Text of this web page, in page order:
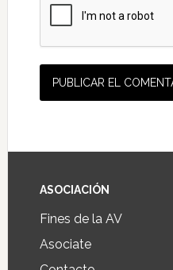
ASOCIACIÓN
Fines de la AV
Asociate